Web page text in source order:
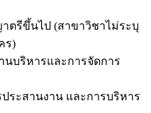
ตรีขึ้นไป (สาขาวิชาไม่ระบุ
ร)
บริหารและการจัดการ
ระสานงาน และการบริหาร